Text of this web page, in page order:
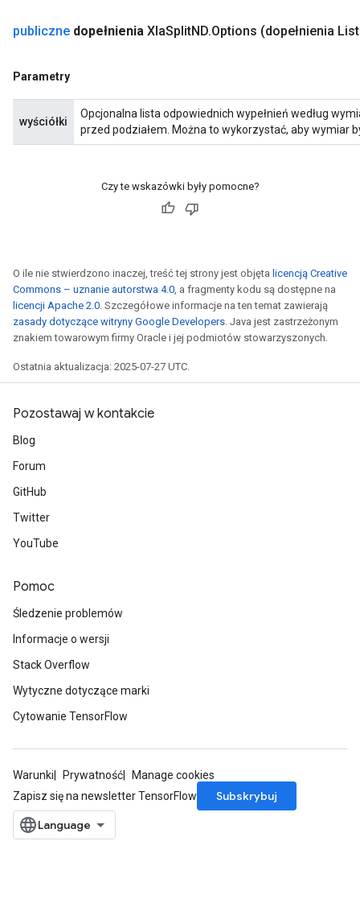
publiczne dopełnienia XlaSplitND.Options (dopełnienia
Parametry
wyściółki
Opcjonalna lista odpowiednich wypełnień według
przed podziałem. Można to wykorzystać, aby wymiar
Czy te wskazówki były pomocne?
O ile nie stwierdzono inaczej, treść tej strony jest objęta licencją Creative
Commons – uznanie autorstwa 4.0 , a fragmenty kodu są dostępne na
licencji Apache 2.0 . Szczegółowe informacje na ten temat zawierają
zasady dotyczące witryny Google Developers . Java jest zastrzeżonym
znakiem towarowym firmy Oracle i jej podmiotów stowarzyszonych.
Ostatnia aktualizacja: 2025-07-27 UTC.
Pozostawaj w kontakcie
Blog
Forum
GitHub
Twitter
YouTube
Pomoc
Śledzenie problemów
Informacje o wersji
Stack Overflow
Wytyczne dotyczące marki
Cytowanie TensorFlow
Warunki Prywatność
Manage cookies
Zapisz się na newsletter TensorFlow
Subskrybuj